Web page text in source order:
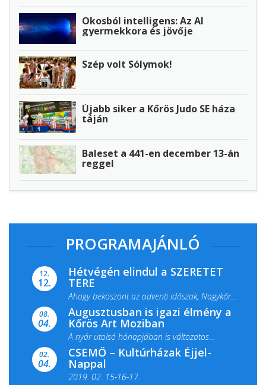
Okosból intelligens: Az AI
gyermekkora és jövője
Szép volt Sólymok!
Újabb siker a Kőrös Judo SE háza
táján
Baleset a 441-en december 13-án
reggel
PROGRAMAJÁNLÓ
12.
12.
Hétvégén elindul a SZERETET
TERE
Ahogy beköszönt az adventi időszak, Nagykőrös
ismét megtelik ünnepi fénnyel és közös...
08.
04.
Augusztusban is igazi élmény a
Kőrös Art Moziban
A nyár utolsó hónapjában is változatos
filmkínálattal, családi...
02.
04.
CSEMŐ – Kultúrházak Éjjel-
Nappal
2019. 02. 15-16-17.